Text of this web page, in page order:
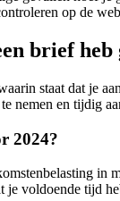
op de
brief heb
staat dat je
en tijdig
2024?
je voldoende tijd